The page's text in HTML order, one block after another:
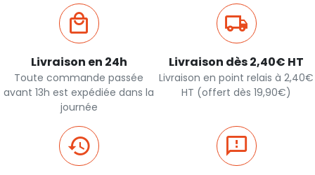
Livraison en 24h
Toute commande passée
avant 13h est expédiée dans la
journée
Livraison dès 2,40€ HT
Livraison en point relais à 2,40€
HT (offert dès 19,90€)